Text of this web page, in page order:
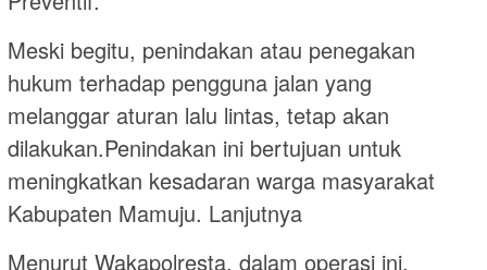
Meski begitu, penindakan atau penegakan
hukum terhadap pengguna jalan yang
melanggar aturan lalu lintas, tetap akan
dilakukan.Penindakan ini bertujuan untuk
meningkatkan kesadaran warga masyarakat
Kabupaten Mamuju. Lanjutnya
Menurut Wakapolresta, dalam operasi ini,